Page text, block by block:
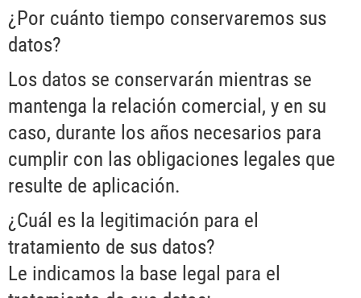
¿Por cuánto tiempo conservaremos sus
datos?
Los datos se conservarán mientras se
mantenga la relación comercial, y en su
caso, durante los años necesarios para
cumplir con las obligaciones legales que
resulte de aplicación.
¿Cuál es la legitimación para el
tratamiento de sus datos?
Le indicamos la base legal para el